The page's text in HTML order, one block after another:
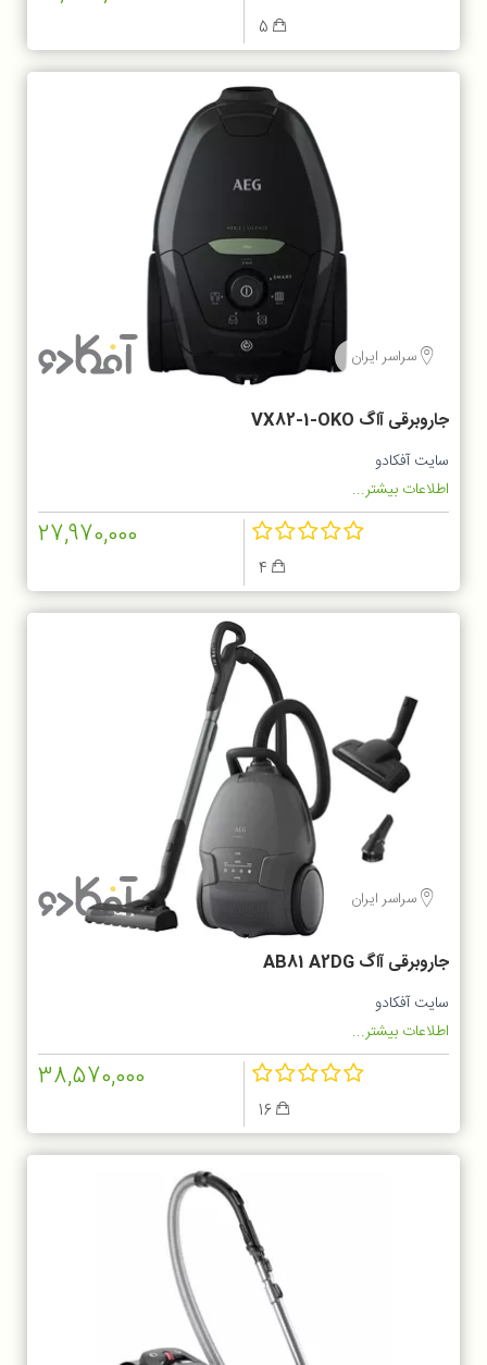
5
سراسر ایران
جاروبرقی آاگ VX82-1-OKO
سایت آفکادو
اطلاعات بیشتر...
4
27,970,000
سراسر ایران
جاروبرقی آاگ AB81 A2DG
سایت آفکادو
اطلاعات بیشتر...
16
38,570,000